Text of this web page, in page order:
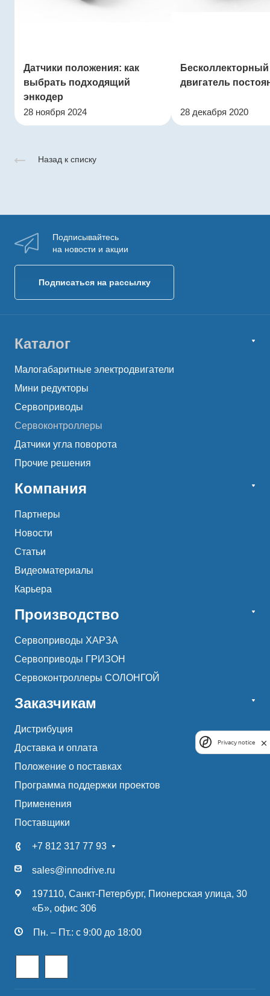
Датчики положения: как
выбрать подходящий
энкодер
28 ноября 2024
Бесколлекторный
двигатель
28 декабря 2020
Назад к списку
Подписывайтесь
на новости и акции
Подписаться на рассылку
Каталог
Малогабаритные электродвигатели
Мини редукторы
Сервоприводы
Сервоконтроллеры
Датчики угла поворота
Прочие решения
Компания
Партнеры
Новости
Статьи
Видеоматериалы
Карьера
Производство
Сервоприводы ХАРЗА
Сервоприводы ГРИЗОН
Сервоконтроллеры СОЛОНГОЙ
Заказчикам
Дистрибуция
Доставка и оплата
Положение о поставках
Программа поддержки проектов
Применения
Поставщики
+7 812 317 77 93
sales@innodrive.ru
197110, Санкт-Петербург, Пионерская улица, 30
«Б», офис 306
Пн. – Пт.: с 9:00 до 18:00
Privacy notice